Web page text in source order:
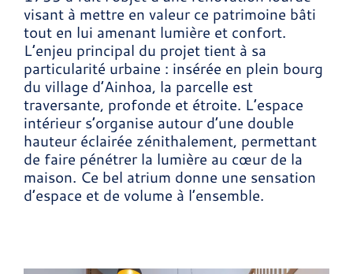
visant à mettre en valeur ce patrimoine bâti
tout en lui amenant lumière et confort.
L’enjeu principal du projet tient à sa
particularité urbaine : insérée en plein bourg
du village d’Ainhoa, la parcelle est
traversante, profonde et étroite. L’espace
intérieur s’organise autour d’une double
hauteur éclairée zénithalement, permettant
de faire pénétrer la lumière au cœur de la
maison. Ce bel atrium donne une sensation
d’espace et de volume à l’ensemble.